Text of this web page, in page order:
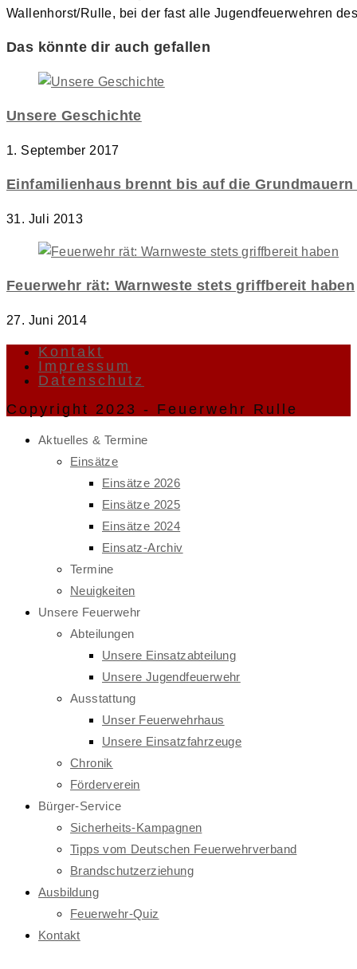
Wallenhorst/Rulle, bei der fast alle Jugendfeuerwehren
Das könnte dir auch gefallen
Unsere Geschichte
1. September 2017
Einfamilienhaus brennt bis auf die
31. Juli 2013
Feuerwehr rät: Warnweste stets griffbereit haben
27. Juni 2014
Kontakt
Impressum
Datenschutz
Copyright 2023 - Feuerwehr Rulle
Aktuelles & Termine
Einsätze
Einsätze 2026
Einsätze 2025
Einsätze 2024
Einsatz-Archiv
Termine
Neuigkeiten
Unsere Feuerwehr
Abteilungen
Unsere Einsatzabteilung
Unsere Jugendfeuerwehr
Ausstattung
Unser Feuerwehrhaus
Unsere Einsatzfahrzeuge
Chronik
Förderverein
Bürger-Service
Sicherheits-Kampagnen
Tipps vom Deutschen Feuerwehrverband
Brandschutzerziehung
Ausbildung
Feuerwehr-Quiz
Kontakt